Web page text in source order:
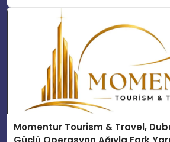
Momentur Tourism & Travel,